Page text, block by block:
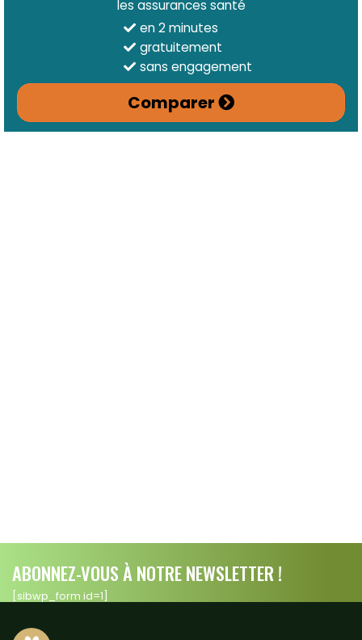
les assurances santé
en 2 minutes
gratuitement
sans engagement
Comparer
ABONNEZ-VOUS À NOTRE NEWSLETTER !
[sibwp_form id=1]